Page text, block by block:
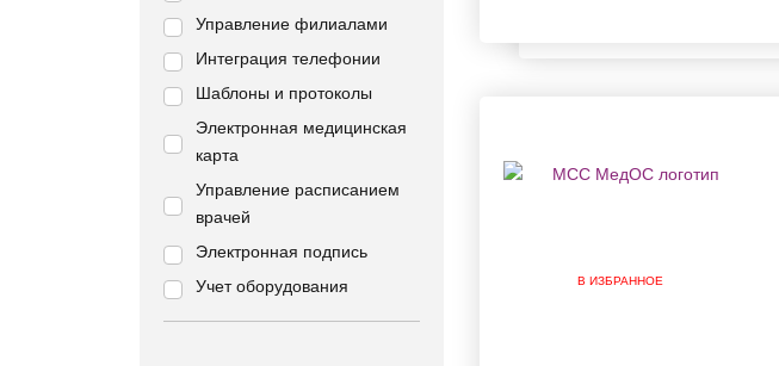
Управление филиалами
Интеграция телефонии
Шаблоны и протоколы
Электронная медицинская
карта
Управление расписанием
врачей
Электронная подпись
Учет оборудования
В ИЗБРАННОЕ